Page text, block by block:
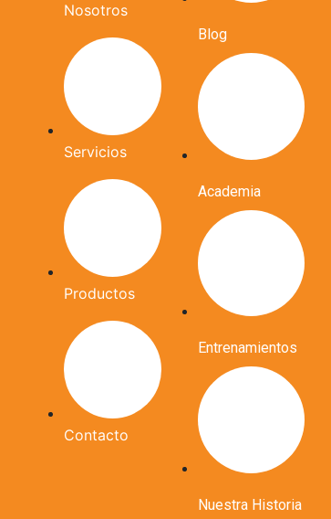
Nosotros
Servicios
Productos
Contacto
Blog
Academia
Entrenamientos
Nuestra Historia